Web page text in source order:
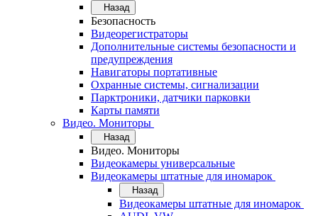
Назад
Безопасность
Видеорегистраторы
Дополнительные системы безопасности и
предупреждения
Навигаторы портативные
Охранные системы, сигнализации
Парктроники, датчики парковки
Карты памяти
Видео. Мониторы
Назад
Видео. Мониторы
Видеокамеры универсальные
Видеокамеры штатные для иномарок
Назад
Видеокамеры штатные для иномарок